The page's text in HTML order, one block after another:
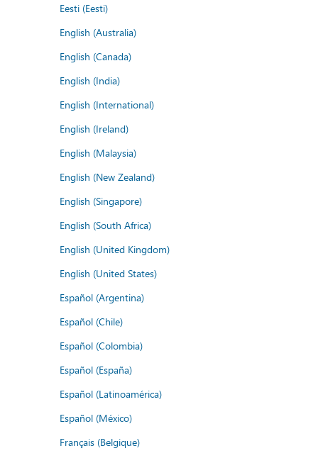
Eesti (Eesti)
English (Australia)
English (Canada)
English (India)
English (International)
English (Ireland)
English (Malaysia)
English (New Zealand)
English (Singapore)
English (South Africa)
English (United Kingdom)
English (United States)
Español (Argentina)
Español (Chile)
Español (Colombia)
Español (España)
Español (Latinoamérica)
Español (México)
Français (Belgique)